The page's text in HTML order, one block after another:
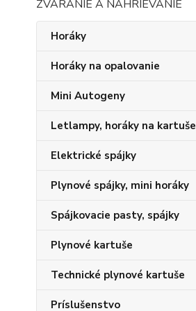
ZVÁRANIE A NAHRIEVANIE
Horáky
Horáky na opalovanie
Mini Autogeny
Letlampy, horáky na kartuše
Elektrické spájky
Plynové spájky, mini horáky
Spájkovacie pasty, spájky
Plynové kartuše
Technické plynové kartuše
Príslušenstvo